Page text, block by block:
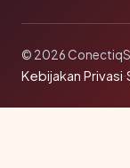
© 2026
Kebijakan Privasi·